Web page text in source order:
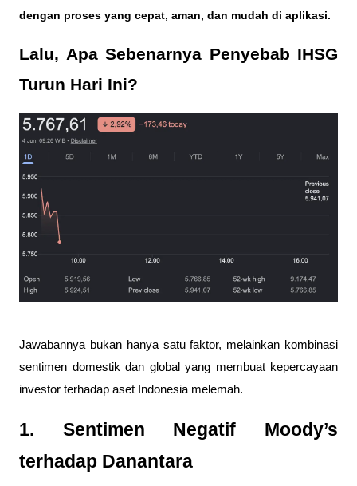
dengan proses yang cepat, aman, dan mudah di aplikasi.
Lalu, Apa Sebenarnya Penyebab IHSG
Turun Hari Ini?
Jawabannya bukan hanya satu faktor, melainkan kombinasi
sentimen domestik dan global yang membuat kepercayaan
investor terhadap aset Indonesia melemah.
1. Sentimen Negatif Moody’s
terhadap Danantara